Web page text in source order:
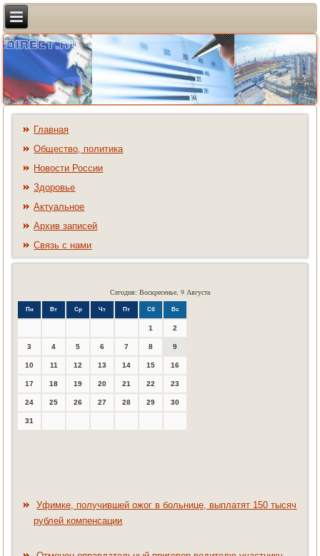
Главная
Общество, политика
Новости России
Здоровье
Актуальное
Архив записей
Связь с нами
Сегодня: Воскресенье, 9 Августа
Пн Вт Ср Чт Пт Сб Вс
1 2
3 4 5 6 7 8 9
10 11 12 13 14 15 16
17 18 19 20 21 22 23
24 25 26 27 28 29 30
31
Уфимке, получившей ожог в больнице, выплатят 150 тысяч
рублей компенсации